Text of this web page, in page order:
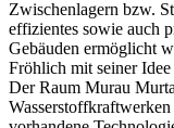
Zwischenlagern bzw.
effizientes sowie auch
Gebäuden ermöglicht
Fröhlich mit seiner
Der Raum Murau